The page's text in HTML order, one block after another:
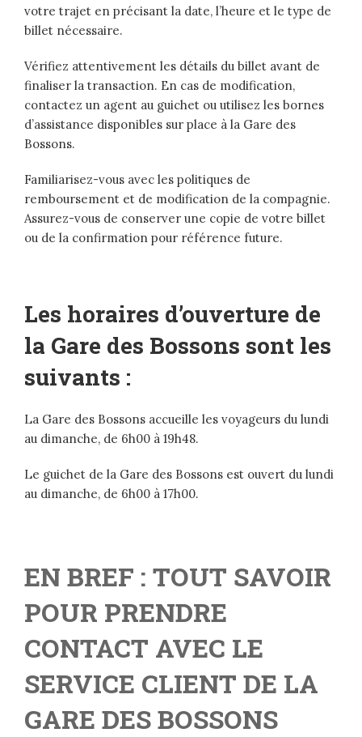
votre trajet en précisant la date, l’heure et le type de
billet nécessaire.
Vérifiez attentivement les détails du billet avant de
finaliser la transaction. En cas de modification,
contactez un agent au guichet ou utilisez les bornes
d’assistance disponibles sur place à la Gare des
Bossons.
Familiarisez-vous avec les politiques de
remboursement et de modification de la compagnie.
Assurez-vous de conserver une copie de votre billet
ou de la confirmation pour référence future.
Les horaires d’ouverture de
la Gare des Bossons sont les
suivants :
La Gare des Bossons accueille les voyageurs du lundi
au dimanche, de 6h00 à 19h48.
Le guichet de la Gare des Bossons est ouvert du lundi
au dimanche, de 6h00 à 17h00.
EN BREF : TOUT SAVOIR
POUR PRENDRE
CONTACT AVEC LE
SERVICE CLIENT DE LA
GARE DES BOSSONS